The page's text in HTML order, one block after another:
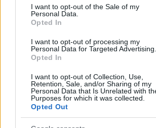
I want to opt-out of the Sale of my
Personal Data.
Opted In
I want to opt-out of processing my
Personal Data for Targeted Advertising.
Opted In
I want to opt-out of Collection, Use,
Retention, Sale, and/or Sharing of my
Personal Data that Is Unrelated with
Purposes for which it was collected.
Opted Out
maksimalnu kaznu od 12 godina
teškog djela protiv opće sigurnosti
maloljetnog dječaka, objedinjeno u
od 14 godina i 11 mjeseci zatvora.
Za majku Miljanu Kecmanović
kaznu od tri godine zatvora zbog
zanemarivanja i zlostavljanja
Centar za socijalni rad pridružio se